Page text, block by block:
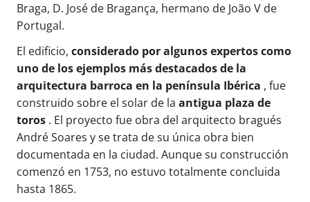
Braga, D. José de Bragança, hermano de João V de
Portugal.
El edificio, considerado por algunos expertos como
uno de los ejemplos más destacados de la
arquitectura barroca en la península Ibérica , fue
construido sobre el solar de la antigua plaza de
toros . El proyecto fue obra del arquitecto bragués
André Soares y se trata de su única obra bien
documentada en la ciudad. Aunque su construcción
comenzó en 1753, no estuvo totalmente concluida
hasta 1865.